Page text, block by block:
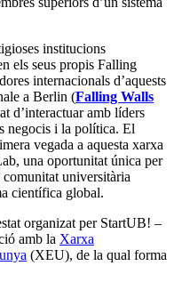
institucions
els seus propis Falling
internacionals d’aquests
a Berlin (Falling Walls
d’interactuar amb líders
negocis i la política. El
vegada a aquesta xarxa
una oportunitat única per
universitària
científica global.
organizat per StartUB! –
amb la Xarxa
(XEU), de la qual forma